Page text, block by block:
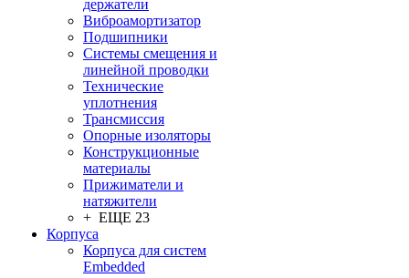
держатели
Виброамортизатор
Подшипники
Системы смещения и
линейной проводки
Технические
уплотнения
Трансмиссия
Опорные изоляторы
Конструкционные
материалы
Прижиматели и
натяжители
+ ЕЩЕ 23
Корпуса
Корпуса для систем
Embedded